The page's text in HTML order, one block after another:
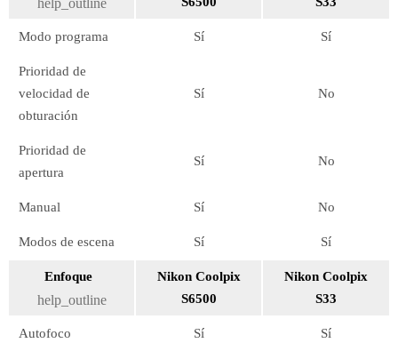
Modo programa Sí Sí
Prioridad de
velocidad de
obturación
Sí No
Prioridad de
apertura
Sí No
Manual Sí No
Modos de escena Sí Sí
Enfoque
help_outline
Nikon Coolpix
S6500
Nikon Coolpix
S33
Autofoco Sí Sí